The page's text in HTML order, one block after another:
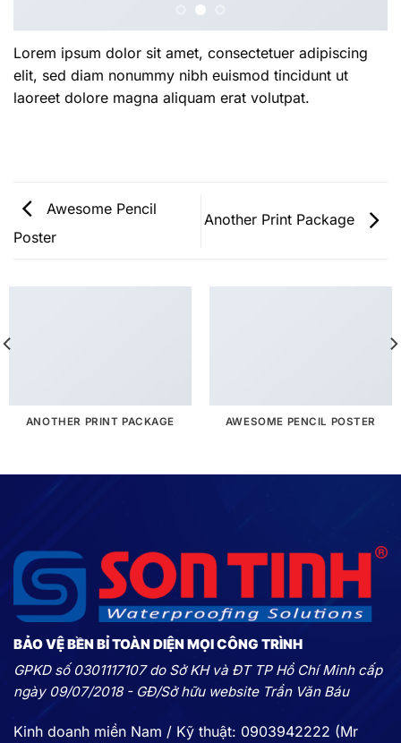
Lorem ipsum dolor sit amet, consectetuer adipiscing
elit, sed diam nonummy nibh euismod tincidunt ut
laoreet dolore magna aliquam erat volutpat.
Awesome Pencil
Poster
Another Print Package
ANOTHER PRINT PACKAGE AWESOME PENCIL POSTER
BẢO VỆ BỀN BỈ TOÀN DIỆN MỌI CÔNG TRÌNH
GPKD số 0301117107 do Sở KH và ĐT TP Hồ Chí Minh cấp
ngày 09/07/2018 - GĐ/Sở hữu website Trần Văn Báu
Kinh doanh miền Nam / Kỹ thuật: 0903942222 (Mr